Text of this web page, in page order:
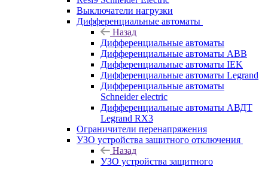
Выключатели нагрузки
Дифференциальные автоматы
Назад
Дифференциальные автоматы
Дифференциальные автоматы ABB
Дифференциальные автоматы IEK
Дифференциальные автоматы Legrand
Дифференциальные автоматы
Schneider electric
Дифференциальные автоматы АВДТ
Legrand RX3
Ограничители перенапряжения
УЗО устройства защитного отключения
Назад
УЗО устройства защитного